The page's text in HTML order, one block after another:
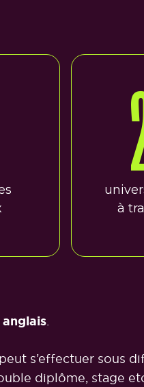
à
.
s’effectuer sous
diplôme, stage